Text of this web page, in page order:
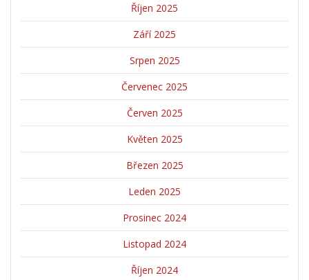
Říjen 2025
Září 2025
Srpen 2025
Červenec 2025
Červen 2025
Květen 2025
Březen 2025
Leden 2025
Prosinec 2024
Listopad 2024
Říjen 2024